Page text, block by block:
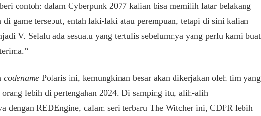
contoh: dalam Cyberpunk 2077 kalian bisa memilih latar belakang
di game tersebut, entah laki-laki atau perempuan, tetapi di sini kalian
V. Selalu ada sesuatu yang tertulis sebelumnya yang perlu kami buat
codename Polaris ini, kemungkinan besar akan dikerjakan oleh tim yang
lebih di pertengahan 2024. Di samping itu, alih-alih
dengan REDEngine, dalam seri terbaru The Witcher ini, CDPR lebih